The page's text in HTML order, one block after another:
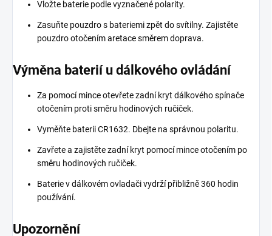
Vložte baterie podle vyznačené polarity.
Zasuňte pouzdro s bateriemi zpět do svítilny. Zajistěte
pouzdro otočením aretace směrem doprava.
Výměna baterií u dálkového ovládání
Za pomocí mince otevřete zadní kryt dálkového spínače
otočením proti směru hodinových ručiček.
Vyměňte baterii CR1632. Dbejte na správnou polaritu.
Zavřete a zajistěte zadní kryt pomocí mince otočením po
směru hodinových ručiček.
Baterie v dálkovém ovladači vydrží přibližně 360 hodin
používání.
Upozornění